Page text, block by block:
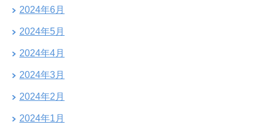
2024年6月
2024年5月
2024年4月
2024年3月
2024年2月
2024年1月